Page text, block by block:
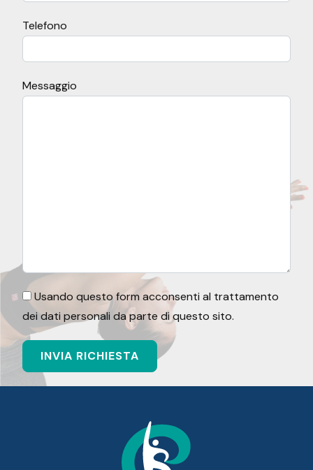
Telefono
Messaggio
Usando questo form acconsenti al trattamento
dei dati personali da parte di questo sito.